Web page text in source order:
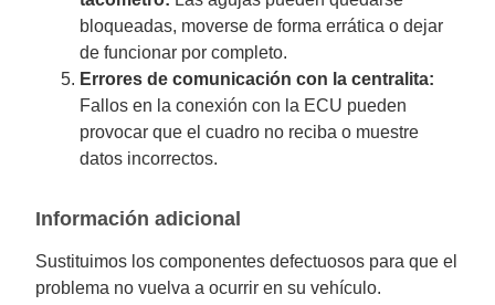
bloqueadas, moverse de forma errática o dejar
de funcionar por completo.
Errores de comunicación con la centralita:
Fallos en la conexión con la ECU pueden
provocar que el cuadro no reciba o muestre
datos incorrectos.
Información adicional
Sustituimos los componentes defectuosos para que el
problema no vuelva a ocurrir en su vehículo.